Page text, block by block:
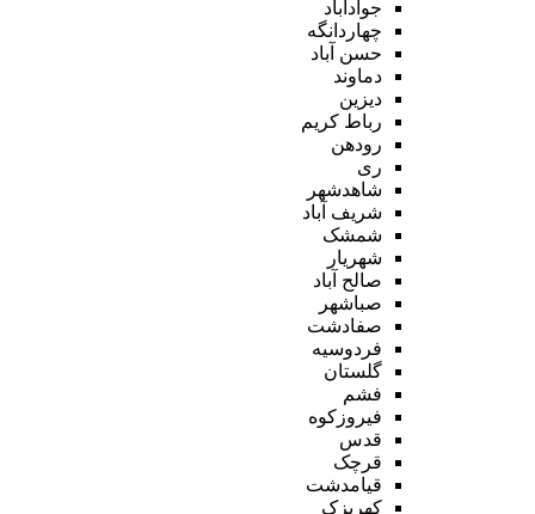
جوادآباد
چهاردانگه
حسن آباد
دماوند
دیزین
رباط کریم
رودهن
ری
شاهدشهر
شریف آباد
شمشک
شهریار
صالح آباد
صباشهر
صفادشت
فردوسیه
گلستان
فشم
فیروزکوه
قدس
قرچک
قیامدشت
کهریزک